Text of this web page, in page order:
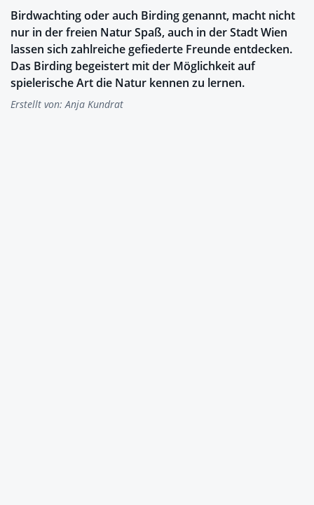
Birdwachting oder auch Birding genannt, macht nicht
nur in der freien Natur Spaß, auch in der Stadt Wien
lassen sich zahlreiche gefiederte Freunde entdecken.
Das Birding begeistert mit der Möglichkeit auf
spielerische Art die Natur kennen zu lernen.
Erstellt von: Anja Kundrat